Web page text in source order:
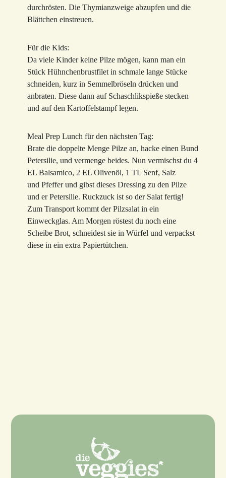
durchrösten. Die Thymianzweige abzupfen und die
Blättchen einstreuen.
Für die Kids:
Da viele Kinder keine Pilze mögen, kann man ein
Stück Hühnchenbrustfilet in schmale lange Stücke
schneiden, kurz in Semmelbröseln drücken und
anbraten. Diese dann auf Schaschlikspieße stecken
und auf den Kartoffelstampf legen.
Meal Prep Lunch für den nächsten Tag:
Brate die doppelte Menge Pilze an, hacke einen Bund
Petersilie, und vermenge beides. Nun vermischst du 4
EL Balsamico, 2 EL Olivenöl, 1 TL Senf, Salz
und Pfeffer und gibst dieses Dressing zu den Pilze
und er Petersilie. Ruckzuck ist so der Salat fertig!
Zum Transport kommt der Pilzsalat in ein
Einweckglas. Am Morgen röstest du noch eine
Scheibe Brot, schneidest sie in Würfel und verpackst
diese in ein extra Papiertütchen.